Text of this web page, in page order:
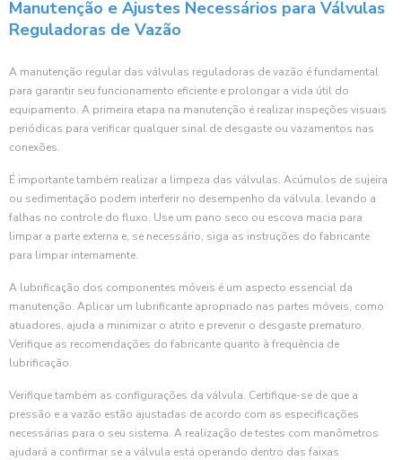
Manutenção e Ajustes Necessários para Válvulas
Reguladoras de Vazão
A manutenção regular das válvulas reguladoras de vazão é fundamental
para garantir seu funcionamento eficiente e prolongar a vida útil do
equipamento. A primeira etapa na manutenção é realizar inspeções visuais
periódicas para verificar qualquer sinal de desgaste ou vazamentos nas
conexões.
É importante também realizar a limpeza das válvulas. Acúmulos de sujeira
ou sedimentação podem interferir no desempenho da válvula, levando a
falhas no controle do fluxo. Use um pano seco ou escova macia para
limpar a parte externa e, se necessário, siga as instruções do fabricante
para limpar internamente.
A lubrificação dos componentes móveis é um aspecto essencial da
manutenção. Aplicar um lubrificante apropriado nas partes móveis, como
atuadores, ajuda a minimizar o atrito e prevenir o desgaste prematuro.
Verifique as recomendações do fabricante quanto à frequência de
lubrificação.
Verifique também as configurações da válvula. Certifique-se de que a
pressão e a vazão estão ajustadas de acordo com as especificações
necessárias para o seu sistema. A realização de testes com manômetros
ajudará a confirmar se a válvula está operando dentro das faixas